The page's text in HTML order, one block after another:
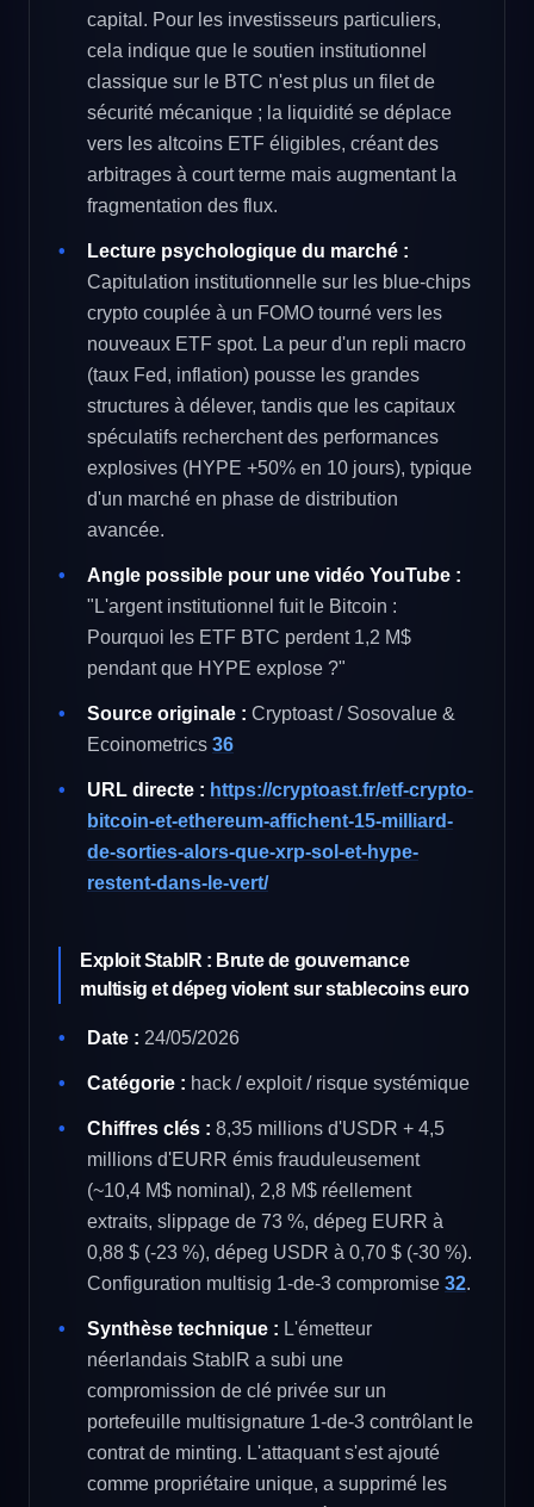
capital. Pour les investisseurs particuliers,
cela indique que le soutien institutionnel
classique sur le BTC n'est plus un filet de
sécurité mécanique ; la liquidité se déplace
vers les altcoins ETF éligibles, créant des
arbitrages à court terme mais augmentant la
fragmentation des flux.
Lecture psychologique du marché :
Capitulation institutionnelle sur les blue-chips
crypto couplée à un FOMO tourné vers les
nouveaux ETF spot. La peur d'un repli macro
(taux Fed, inflation) pousse les grandes
structures à délever, tandis que les capitaux
spéculatifs recherchent des performances
explosives (HYPE +50% en 10 jours), typique
d'un marché en phase de distribution
avancée.
Angle possible pour une vidéo YouTube :
"L'argent institutionnel fuit le Bitcoin :
Pourquoi les ETF BTC perdent 1,2 M$
pendant que HYPE explose ?"
Source originale : Cryptoast / Sosovalue &
Ecoinometrics 36
URL directe : https://cryptoast.fr/etf-crypto-
bitcoin-et-ethereum-affichent-15-milliard-
de-sorties-alors-que-xrp-sol-et-hype-
restent-dans-le-vert/
Exploit StablR : Brute de gouvernance
multisig et dépeg violent sur stablecoins euro
Date : 24/05/2026
Catégorie : hack / exploit / risque systémique
Chiffres clés : 8,35 millions d'USDR + 4,5
millions d'EURR émis frauduleusement
(~10,4 M$ nominal), 2,8 M$ réellement
extraits, slippage de 73 %, dépeg EURR à
0,88 $ (-23 %), dépeg USDR à 0,70 $ (-30 %).
Configuration multisig 1-de-3 compromise 32.
Synthèse technique : L'émetteur
néerlandais StablR a subi une
compromission de clé privée sur un
portefeuille multisignature 1-de-3 contrôlant le
contrat de minting. L'attaquant s'est ajouté
comme propriétaire unique, a supprimé les